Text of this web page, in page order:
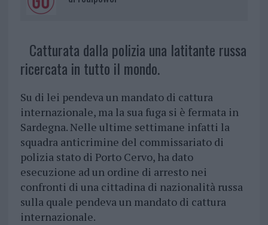
Catturata dalla polizia una latitante russa
ricercata in tutto il mondo.
Su di lei pendeva un mandato di cattura
internazionale, ma la sua fuga si è fermata in
Sardegna. Nelle ultime settimane infatti la
squadra anticrimine del commissariato di
polizia stato di Porto Cervo, ha dato
esecuzione ad un ordine di arresto nei
confronti di una cittadina di nazionalità russa
sulla quale pendeva un mandato di cattura
internazionale.